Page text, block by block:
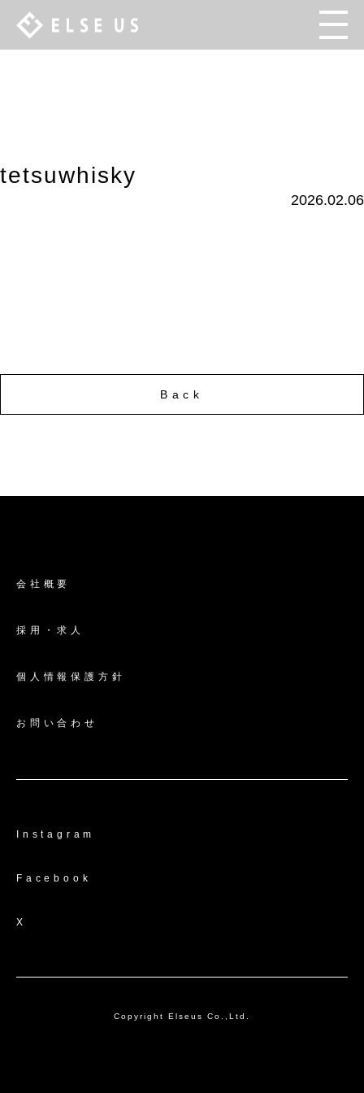
tetsuwhisky
2026.02.06
Back
Copyright Elseus Co.,Ltd.
Instagram
Facebook
X
会社概要
採用・求人
個人情報保護方針
お問い合わせ